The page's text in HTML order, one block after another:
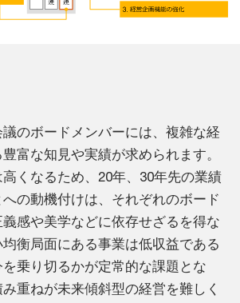
のボードメンバーには、複雑な経
富な知見や実績が求められます。
くなるため、20年、30年先の業績
の動機付けは、それぞれのボード
感や美学などに依存せざるを得な
衡局面にある事業は低収益である
乗り切るかが定常的な課題とな
重ねが未来傾斜型の経営を難しく